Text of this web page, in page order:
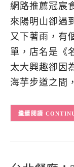
網路推薦冠宸
來陽明山卻遇
又下著雨，有
單，店名是《
太大興趣卻因
海芋步道之間